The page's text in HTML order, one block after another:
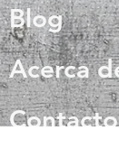
Blog
Acerca
Contacto